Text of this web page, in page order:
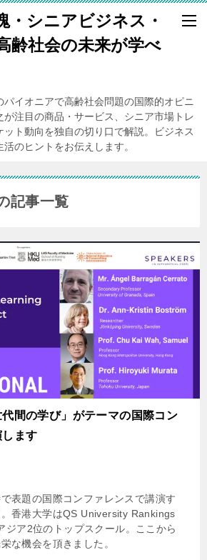
・シニアビジネス・
齢社会の未来が学べ
イオニアで高齢社会問題の国際的オピニ
注目の商品・サービス、シニア市場トレ
ット動向を独自の切り口で解説。ビジネス
のヒントをお伝えします。
記事一覧
間の学び」がテーマの国際コン
ます
表題の国際コンファレンスで講演す
香港大学はQS University Rankings
ジア2位のトップスクール。ここから
な機会を頂きました。